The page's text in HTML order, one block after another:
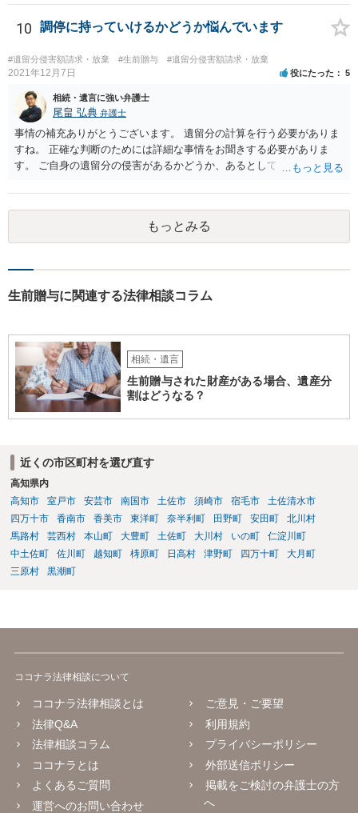
10 調停に持っていけるかどうか悩んでいます
#遺留分侵害額請求・放棄 #生前贈与 #遺留分侵害額請求・放棄
2021年12月7日 役にたった 5
相続・遺言に強い弁護士
尾畠 弘典 弁護士
事情の補充ありがとうございます。 遺留分の計算を行う必要がありま
すね。 正確な判断のためには詳細な事情をお聞きする必要がありま
す。 ご自身の遺留分の侵害があるかどうか、あるとしてどの程度の金
相談されるのが良いと思います。
もっとみる
生前贈与に関連する法律相談コラム
相続・遺言
生前贈与された財産がある場合、遺産分
割はどうなる？
近くの市区町村を選び直す
高知県内
高知市
室戸市 安芸市 南国市 土佐市 須崎市 宿毛市
土佐清水市
四万十市
香南市 香美市 東洋町 奈半利町 田野町 安田町
北川村
馬路村
芸西村 本山町 大豊町 土佐町 大川村 いの町
仁淀川町
中土佐町
佐川町 越知町 梼原町 日高村 津野町 四万十町
大月町
三原村
黒潮町
ココナラ法律相談について
ココナラ法律相談とは
法律Q&A
法律相談コラム
ココナラとは
よくあるご質問
運営へのお問い合わせ
ご意見・ご要望
利用規約
プライバシーポリシー
外部送信ポリシー
掲載をご検討の弁護士の方
へ